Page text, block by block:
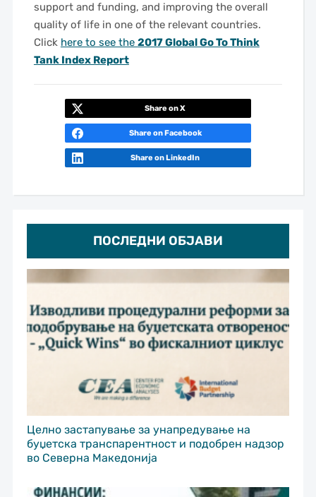
ПОСЛЕДНИ ОБЈАВИ
Целно застапување за унапредување на
буџетска транспарентност и подобрен надзор
во Северна Македонија
support and funding, and improving the overall
quality of life in one of the relevant countries.
Click here to see the 2017 Global Go To Think
Tank Index Report
Share on X
Share on Facebook
Share on LinkedIn